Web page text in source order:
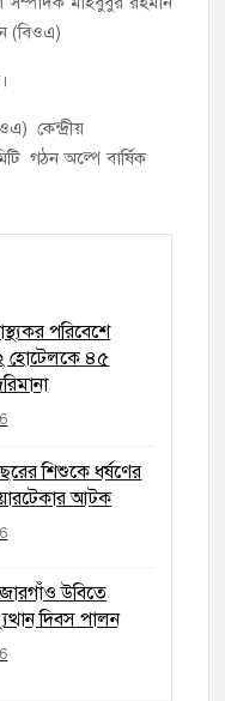
(বিওএ)
কেন্দ্রীয়
গঠন অল্পে বার্ষিক
পরিবেশে
২ হোটেলকে ৪৫
শিশুকে ধর্ষণের
আটক
উবিতে
দিবস পালন